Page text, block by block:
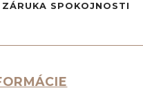
ZÁRUKA SPOKOJNOSTI